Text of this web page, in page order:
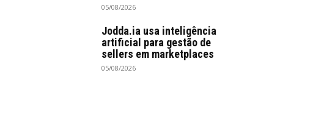
05/08/2026
Jodda.ia usa inteligência
artificial para gestão de
sellers em marketplaces
05/08/2026